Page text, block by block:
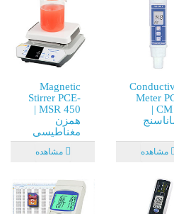
Meter
CM 41 |
مشاهده
Magnetic
Stirrer PCE-
MSR 450 |
همزن
مغناطیسی
مشاهده